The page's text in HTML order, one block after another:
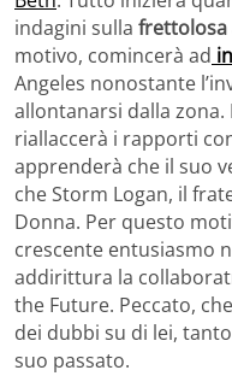
indagini sulla frettolosa
motivo, comincerà ad
Angeles nonostante
allontanarsi dalla zona.
riallaccerà i rapporti
apprenderà che il suo
che Storm Logan, il
Donna. Per questo
crescente entusiasmo
addirittura la
the Future. Peccato,
dei dubbi su di lei,
suo passato.